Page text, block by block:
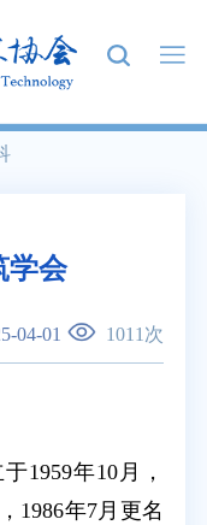
学会
04-01 1011 次
1959年10月，
1986年7月更名